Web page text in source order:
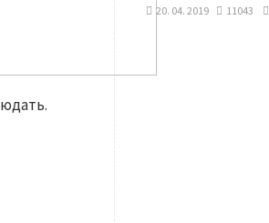
20. 04. 2019 11043